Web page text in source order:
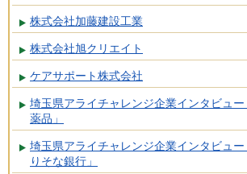
株式会社加藤建設工業
株式会社旭クリエイト
ケアサポート株式会社
埼玉県アライチャレンジ企業インタビュ
薬品」
埼玉県アライチャレンジ企業インタビュ
りそな銀行」